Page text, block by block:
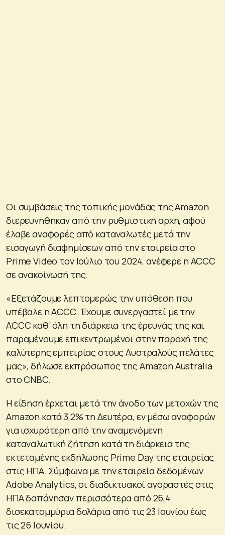
Οι συμβάσεις της τοπικής μονάδας της Amazon
διερευνήθηκαν από την ρυθμιστική αρχή, αφού
έλαβε αναφορές από καταναλωτές μετά την
εισαγωγή διαφημίσεων από την εταιρεία στο
Prime Video τον Ιούλιο του 2024, ανέφερε η ACCC
σε ανακοίνωσή της.
«Εξετάζουμε λεπτομερώς την υπόθεση που
υπέβαλε η ACCC. Έχουμε συνεργαστεί με την
ACCC καθ’ όλη τη διάρκεια της έρευνάς της και
παραμένουμε επικεντρωμένοι στην παροχή της
καλύτερης εμπειρίας στους Αυστραλούς πελάτες
μας», δήλωσε εκπρόσωπος της Amazon Australia
στο CNBC.
Η είδηση ​​έρχεται μετά την άνοδο των μετοχών της
Amazon κατά 3,2% τη Δευτέρα, εν μέσω αναφορών
για ισχυρότερη από την αναμενόμενη
καταναλωτική ζήτηση κατά τη διάρκεια της
εκτεταμένης εκδήλωσης Prime Day της εταιρείας
στις ΗΠΑ. Σύμφωνα με την εταιρεία δεδομένων
Adobe Analytics, οι διαδικτυακοί αγοραστές στις
ΗΠΑ δαπάνησαν περισσότερα από 26,4
δισεκατομμύρια δολάρια από τις 23 Ιουνίου έως
τις 26 Ιουνίου.